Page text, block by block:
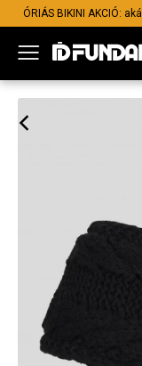
ÓRIÁS BIKINI AKCIÓ: